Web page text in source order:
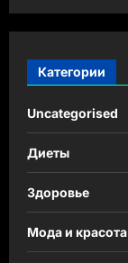
Категории
Uncategorised
Диеты
Здоровье
Мода и красота